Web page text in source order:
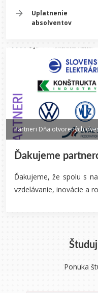
Uplatnenie
absolventov
Partneri Dňa otvorených
Ďakujeme
Ďakujeme, že spolu s
vzdelávanie, inovácie a
Ponuka